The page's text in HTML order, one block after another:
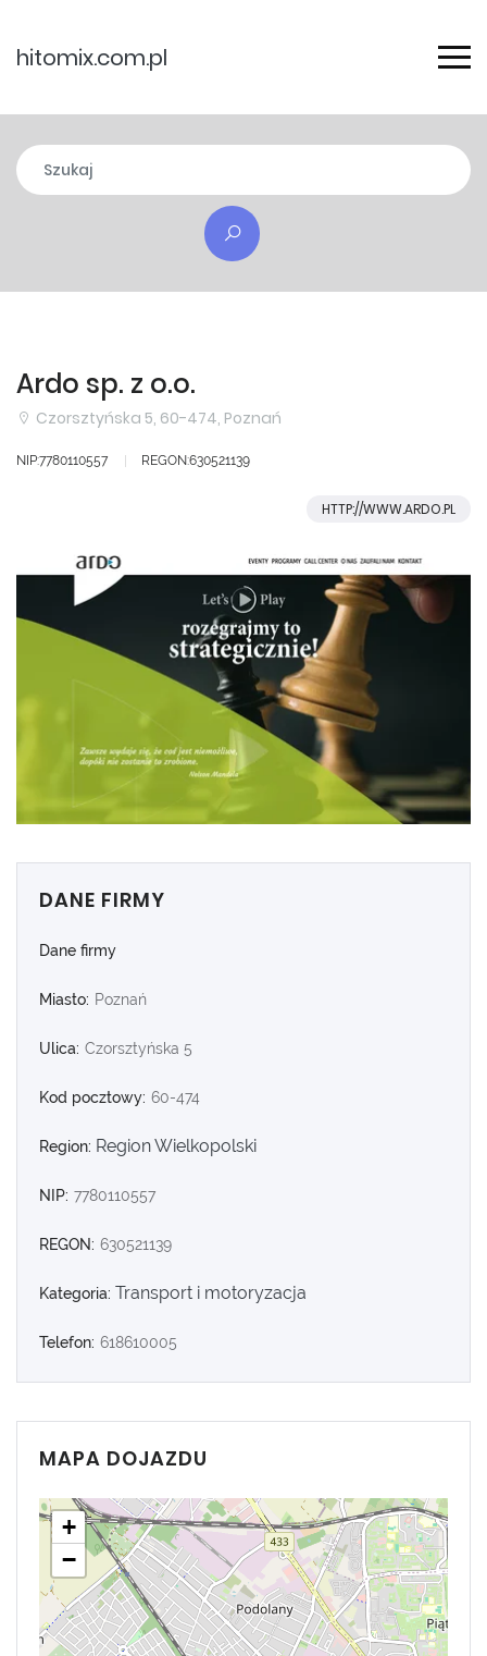
hitomix.com.pl
Ardo sp. z o.o.
Czorsztyńska 5, 60-474, Poznań
NIP:7780110557 REGON:630521139
HTTP://WWW.ARDO.PL
DANE FIRMY
Dane firmy
Miasto: Poznań
Ulica: Czorsztyńska 5
Kod pocztowy: 60-474
Region: Region Wielkopolski
NIP: 7780110557
REGON: 630521139
Kategoria: Transport i motoryzacja
Telefon: 618610005
MAPA DOJAZDU
+
−